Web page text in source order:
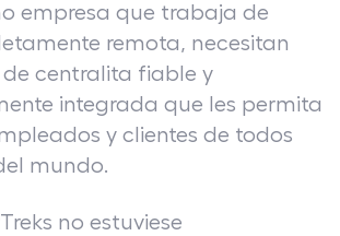
empresa que trabaja de
remota, necesitan
centralita fiable y
integrada que les permita
y clientes de todos
mundo.
no estuviese